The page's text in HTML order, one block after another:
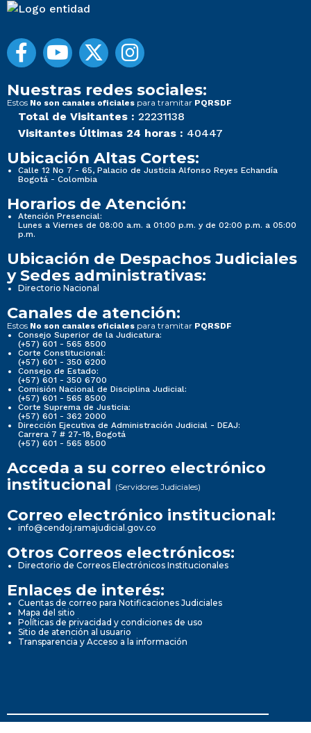
Nuestras redes sociales:
Estos No son canales oficiales para tramitar PQRSDF
Total de Visitantes : 22231138
Visitantes Últimas 24 horas : 40447
Ubicación Altas Cortes:
Calle 12 No 7 - 65, Palacio de Justicia Alfonso Reyes Echandía
Bogotá - Colombia
Horarios de Atención:
Atención Presencial:
Lunes a Viernes de 08:00 a.m. a 01:00 p.m. y de 02:00 p.m. a 05:00
p.m.
Ubicación de Despachos Judiciales
y Sedes administrativas:
Directorio Nacional
Canales de atención:
Estos No son canales oficiales para tramitar PQRSDF
Consejo Superior de la Judicatura:
(+57) 601 - 565 8500
Corte Constitucional:
(+57) 601 - 350 6200
Consejo de Estado:
(+57) 601 - 350 6700
Comisión Nacional de Disciplina Judicial:
(+57) 601 - 565 8500
Corte Suprema de Justicia:
(+57) 601 - 362 2000
Dirección Ejecutiva de Administración Judicial - DEAJ:
Carrera 7 # 27-18, Bogotá
(+57) 601 - 565 8500
Acceda a su correo electrónico
institucional (Servidores Judiciales)
Correo electrónico institucional:
info@cendoj.ramajudicial.gov.co
Otros Correos electrónicos:
Directorio de Correos Electrónicos Institucionales
Enlaces de interés:
Cuentas de correo para Notificaciones Judiciales
Mapa del sitio
Políticas de privacidad y condiciones de uso
Sitio de atención al usuario
Transparencia y Acceso a la información